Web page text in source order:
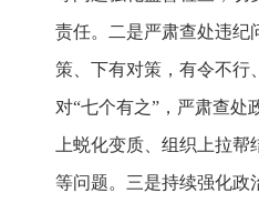
责任。二是严肃查处违纪
策、下有对策，有令不行
对“七个有之”，严肃查处
上蜕化变质、组织上拉
等问题。三是持续强化政